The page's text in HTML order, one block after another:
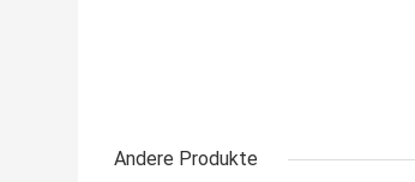
Andere Produkte